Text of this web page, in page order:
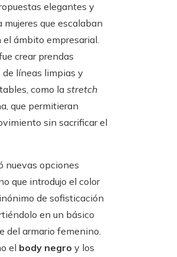
elegantes y
mujeres que escalaban
el ámbito empresarial.
crear prendas
de líneas limpias y
como la stretch
que permitieran
sin sacrificar el
nuevas opciones
que introdujo el color
de sofisticación
en un básico
del armario femenino.
el body negro y los